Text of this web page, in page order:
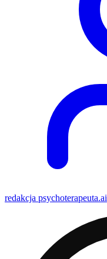
redakcja psychoterapeuta.ai